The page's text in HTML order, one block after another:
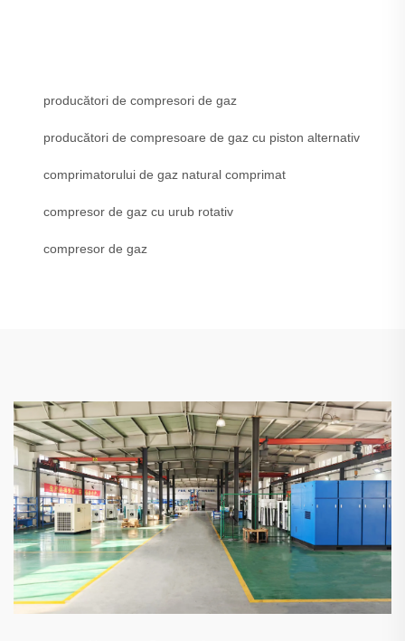
producători de compresori de gaz
producători de compresoare de gaz cu piston alternativ
comprimatorului de gaz natural comprimat
compresor de gaz cu urub rotativ
compresor de gaz